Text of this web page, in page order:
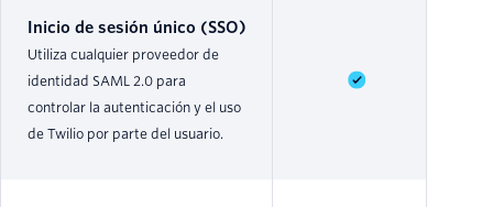
Inicio de sesión único (SSO)
Utiliza cualquier proveedor de
identidad SAML 2.0 para
controlar la autenticación y el uso
de Twilio por parte del usuario.